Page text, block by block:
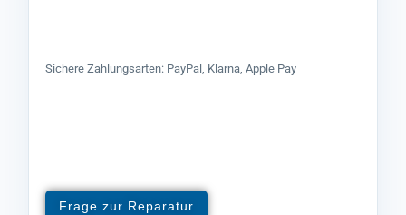
Sichere Zahlungsarten: PayPal, Klarna, Apple Pay
Frage zur Reparatur